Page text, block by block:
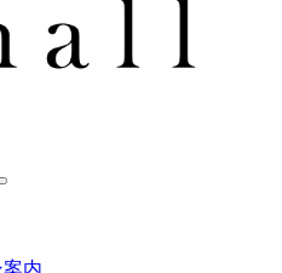
内